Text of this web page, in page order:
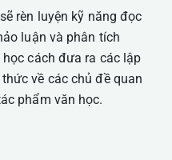
rèn luyện kỹ năng đọc
luận và phân tích
cách đưa ra các lập
về các chủ đề quan
phẩm văn học.